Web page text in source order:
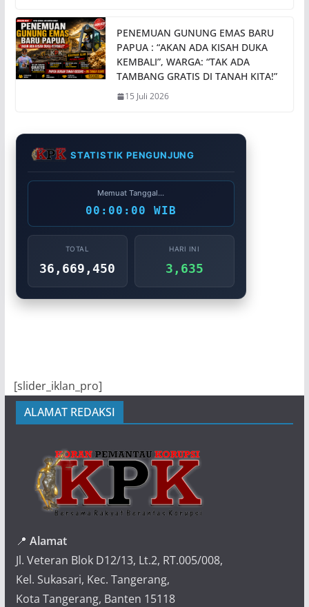
PENEMUAN GUNUNG EMAS BARU
PAPUA : “AKAN ADA KISAH DUKA
KEMBALI”, WARGA: “TAK ADA
TAMBANG GRATIS DI TANAH KITA!”
15 Juli 2026
STATISTIK PENGUNJUNG
Memuat Tanggal...
00:00:00 WIB
TOTAL
36,669,450
HARI INI
3,635
[slider_iklan_pro]
ALAMAT REDAKSI
📍 Alamat
Jl. Veteran Blok D12/13, Lt.2, RT.005/008,
Kel. Sukasari, Kec. Tangerang,
Kota Tangerang, Banten 15118